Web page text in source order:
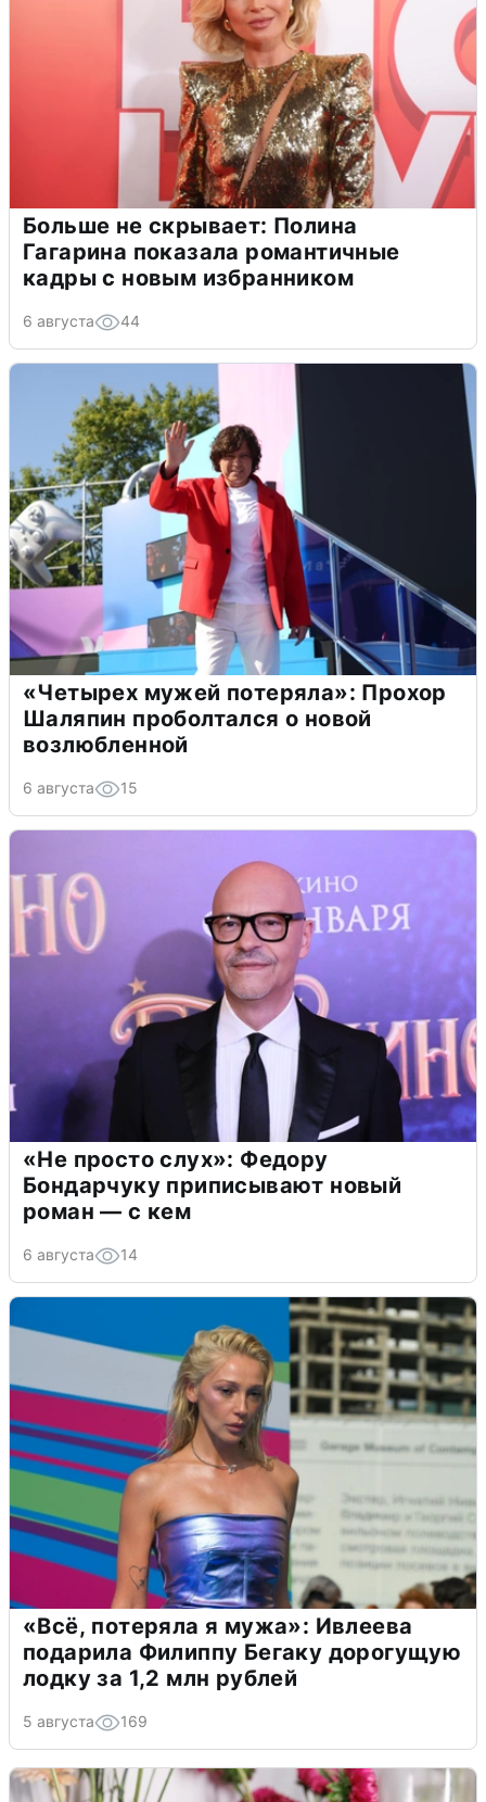
Больше не скрывает: Полина
Гагарина показала романтичные
кадры с новым избранником
6 августа 44
«Четырех мужей потеряла»: Прохор
Шаляпин проболтался о новой
возлюбленной
6 августа 15
«Не просто слух»: Федору
Бондарчуку приписывают новый
роман — с кем
6 августа 14
«Всё, потеряла я мужа»: Ивлеева
подарила Филиппу Бегаку дорогущую
лодку за 1,2 млн рублей
5 августа 169